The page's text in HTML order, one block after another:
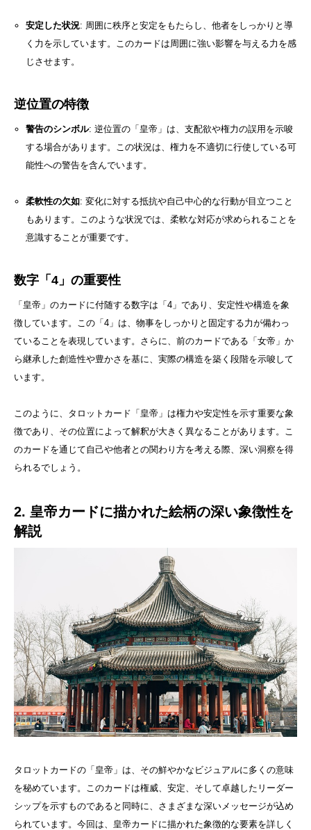
安定した状況: 周囲に秩序と安定をもたらし、他者をしっかりと導
く力を示しています。このカードは周囲に強い影響を与える力を感
じさせます。
逆位置の特徴
警告のシンボル: 逆位置の「皇帝」は、支配欲や権力の誤用を示唆
する場合があります。この状況は、権力を不適切に行使している可
能性への警告を含んでいます。
柔軟性の欠如: 変化に対する抵抗や自己中心的な行動が目立つこと
もあります。このような状況では、柔軟な対応が求められることを
意識することが重要です。
数字「4」の重要性
「皇帝」のカードに付随する数字は「4」であり、安定性や構造を象
徴しています。この「4」は、物事をしっかりと固定する力が備わっ
ていることを表現しています。さらに、前のカードである「女帝」か
ら継承した創造性や豊かさを基に、実際の構造を築く段階を示唆して
います。
このように、タロットカード「皇帝」は権力や安定性を示す重要な象
徴であり、その位置によって解釈が大きく異なることがあります。こ
のカードを通じて自己や他者との関わり方を考える際、深い洞察を得
られるでしょう。
2. 皇帝カードに描かれた絵柄の深い象徴性を
解説
タロットカードの「皇帝」は、その鮮やかなビジュアルに多くの意味
を秘めています。このカードは権威、安定、そして卓越したリーダー
シップを示すものであると同時に、さまざまな深いメッセージが込め
られています。今回は、皇帝カードに描かれた象徴的な要素を詳しく